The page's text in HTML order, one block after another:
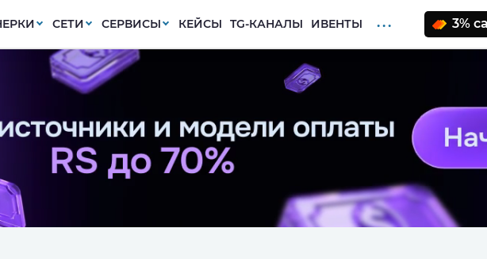
СЕТИ СЕРВИСЫ КЕЙСЫ TG-КАНАЛЫ ИВЕНТЫ . . . 3%